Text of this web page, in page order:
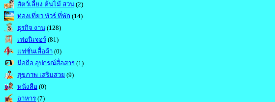
สัตว์เลี้ยง ต้นไม้ สวน (2)
ท่องเที่ยว ทัวร์ ที่พัก (14)
ธุรกิจ งาน (128)
เฟอนิเจอร์ (81)
แฟชั่นเสื้อผ้า (0)
มือถือ อุปกรณ์สื่อสาร (1)
สุขภาพ เสริมสวย (9)
หนังสือ (0)
อาหาร (7)